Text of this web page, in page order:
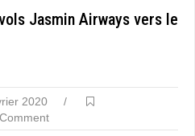
Jasmin Airways vers le
2020
/